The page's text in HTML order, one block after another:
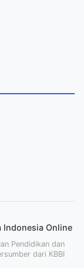
Indonesia Online
Pendidikan dan
dari KBBI